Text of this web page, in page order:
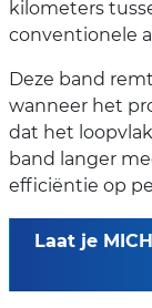
kilometers
conventionele
Deze band
wanneer het
dat het
band langer
efficiëntie op
Laat je